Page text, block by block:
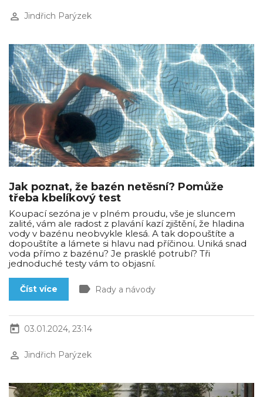
perm_identity Jindřich Parýzek
Jak poznat, že bazén netěsní? Pomůže
třeba kbelíkový test
Koupací sezóna je v plném proudu, vše je sluncem
zalité, vám ale radost z plavání kazí zjištění, že hladina
vody v bazénu neobvykle klesá. A tak dopouštíte a
dopouštíte a lámete si hlavu nad příčinou. Uniká snad
voda přímo z bazénu? Je prasklé potrubí? Tři
jednoduché testy vám to objasní.
Číst více label Rady a návody
today 03.01.2024, 23:14
perm_identity Jindřich Parýzek